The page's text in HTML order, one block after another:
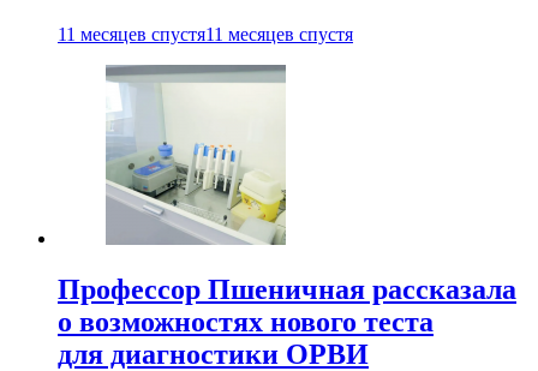
11 месяцев спустя11 месяцев спустя
Профессор Пшеничная рассказала
о возможностях нового теста
для диагностики ОРВИ